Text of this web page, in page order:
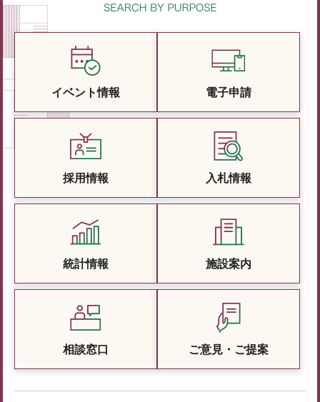
イベント情報 電子申請
採用情報 入札情報
統計情報 施設案内
相談窓口 ご意見・ご提案